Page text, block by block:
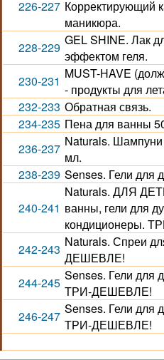
226-227 Корректирующий
маникюра.
228-229 GEL SHINE. Лак
эффектом геля.
230-231 MUST-HAVE
- продукты для
232-233 Обратная связь.
234-235 Пена для ванны
236-237 Naturals.
мл.
238-239 Senses. Гели для
240-241
Naturals. ДЛЯ
ванны, гели для
кондиционеры.
242-243 Naturals. Спреи
ДЕШЕВЛЕ!
244-245 Senses. Гели для
ТРИ-ДЕШЕВЛЕ!
246-247 Senses. Гели для
ТРИ-ДЕШЕВЛЕ!